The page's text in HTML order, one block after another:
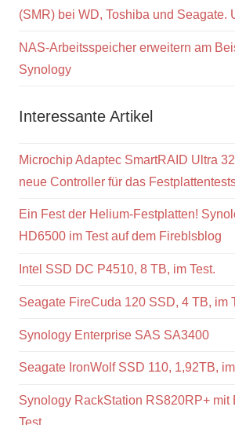
(SMR) bei WD, Toshiba und Seagate.
NAS-Arbeitsspeicher erweitern am
Synology
Interessante Artikel
Microchip Adaptec SmartRAID Ultra
neue Controller für das
Ein Fest der Helium-Festplatten!
HD6500 im Test auf dem Fireblsblog
Intel SSD DC P4510, 8 TB, im Test.
Seagate FireCuda 120 SSD, 4 TB, im
Synology Enterprise SAS SA3400
Seagate IronWolf SSD 110, 1,92TB,
Synology RackStation RS820RP+ mit